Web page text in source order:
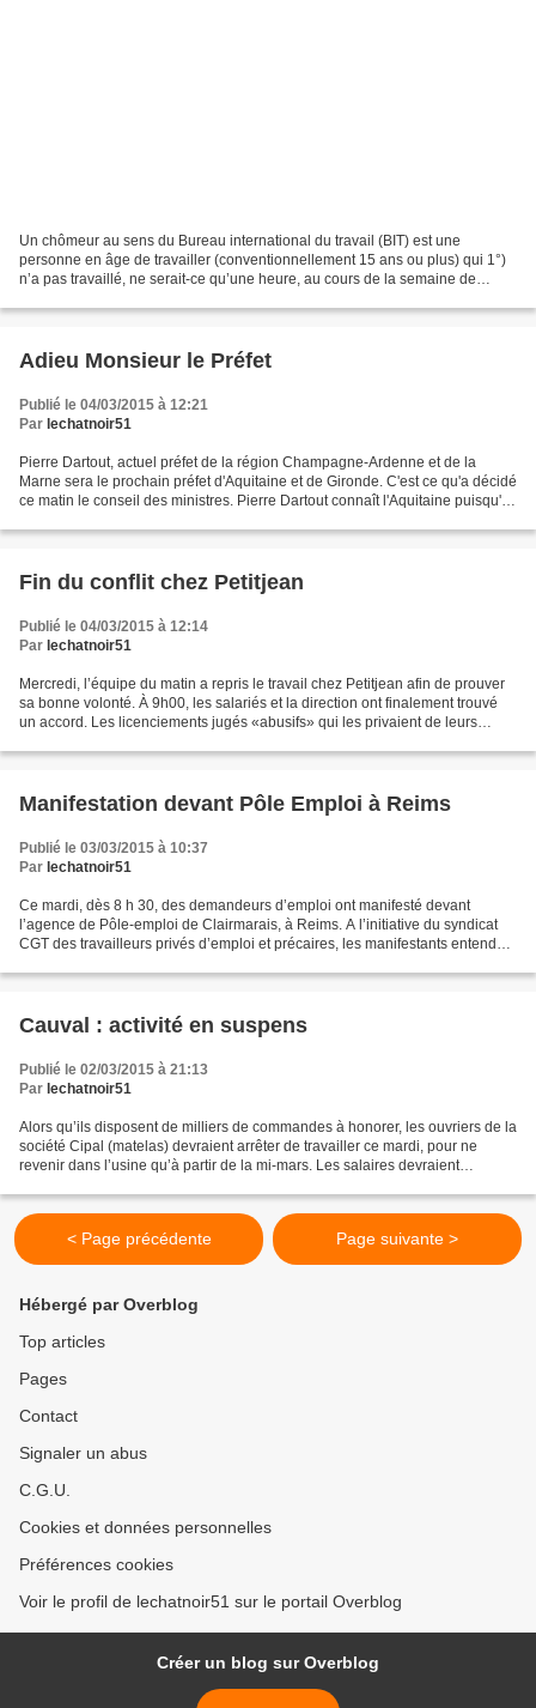
Un chômeur au sens du Bureau international du travail (BIT) est une
personne en âge de travailler (conventionnellement 15 ans ou plus) qui 1°)
n’a pas travaillé, ne serait-ce qu’une heure, au cours de la semaine de
Adieu Monsieur le Préfet
Publié le 04/03/2015 à 12:21
Par lechatnoir51
Pierre Dartout, actuel préfet de la région Champagne-Ardenne et de la
Marne sera le prochain préfet d'Aquitaine et de Gironde. C'est ce qu'a décidé
ce matin le conseil des ministres. Pierre Dartout connaît l'Aquitaine puisqu'il
Fin du conflit chez Petitjean
Publié le 04/03/2015 à 12:14
Par lechatnoir51
Mercredi, l’équipe du matin a repris le travail chez Petitjean afin de prouver
sa bonne volonté. À 9h00, les salariés et la direction ont finalement trouvé
un accord. Les licenciements jugés «abusifs» qui les privaient de leurs
Manifestation devant Pôle Emploi à Reims
Publié le 03/03/2015 à 10:37
Par lechatnoir51
Ce mardi, dès 8 h 30, des demandeurs d’emploi ont manifesté devant
l’agence de Pôle-emploi de Clairmarais, à Reims. A l’initiative du syndicat
CGT des travailleurs privés d’emploi et précaires, les manifestants entendent
Cauval : activité en suspens
Publié le 02/03/2015 à 21:13
Par lechatnoir51
Alors qu’ils disposent de milliers de commandes à honorer, les ouvriers de la
société Cipal (matelas) devraient arrêter de travailler ce mardi, pour ne
revenir dans l’usine qu’à partir de la mi-mars. Les salaires devraient
< Page précédente Page suivante >
Hébergé par Overblog
Top articles
Pages
Contact
Signaler un abus
C.G.U.
Cookies et données personnelles
Préférences cookies
Voir le profil de lechatnoir51 sur le portail Overblog
Créer un blog sur Overblog